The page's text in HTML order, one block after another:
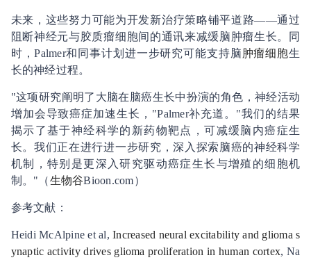
未来，这些努力可能为开发新治疗策略铺平道路——通过
阻断神经元与胶质瘤细胞间的通讯来减缓脑肿瘤生长。同
时，Palmer和同事计划进一步研究可能支持脑 肿瘤细胞生
长的神经过程。
"这项研究阐明了大脑在脑癌生长中扮演的角色，神经活动
增加会导致癌症加速生长，"Palmer补充道。"我们的结果
揭示了基于神经科学的新药物靶点，可减缓脑内癌症生
长。我们正在进行进一步研究，深入探索脑癌的神经科学
机制，特别是更深入研究驱动癌症生长与增殖的细胞机
制。"（生物谷Bioon.com）
参考文献：
Heidi McAlpine et al,Increased neural excitability and glioma s
ynaptic activity drives glioma proliferation in human cortex, Na